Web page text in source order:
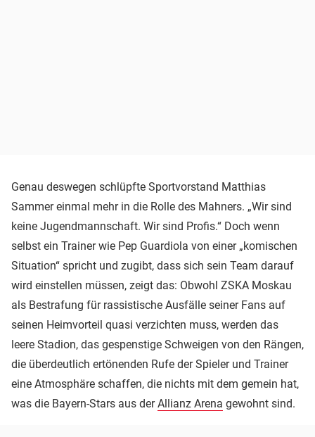
Genau deswegen schlüpfte Sportvorstand Matthias
Sammer einmal mehr in die Rolle des Mahners. „Wir sind
keine Jugendmannschaft. Wir sind Profis.“ Doch wenn
selbst ein Trainer wie Pep Guardiola von einer „komischen
Situation“ spricht und zugibt, dass sich sein Team darauf
wird einstellen müssen, zeigt das: Obwohl ZSKA Moskau
als Bestrafung für rassistische Ausfälle seiner Fans auf
seinen Heimvorteil quasi verzichten muss, werden das
leere Stadion, das gespenstige Schweigen von den Rängen,
die überdeutlich ertönenden Rufe der Spieler und Trainer
eine Atmosphäre schaffen, die nichts mit dem gemein hat,
was die Bayern-Stars aus derAllianz Arena gewohnt sind.